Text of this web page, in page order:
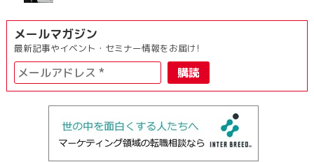
メールマガジン
最新記事やイベント・セミナー情報をお届け!